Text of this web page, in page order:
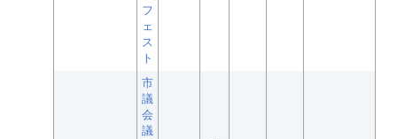
フ
ェ
ス
ト
市
議
会
議